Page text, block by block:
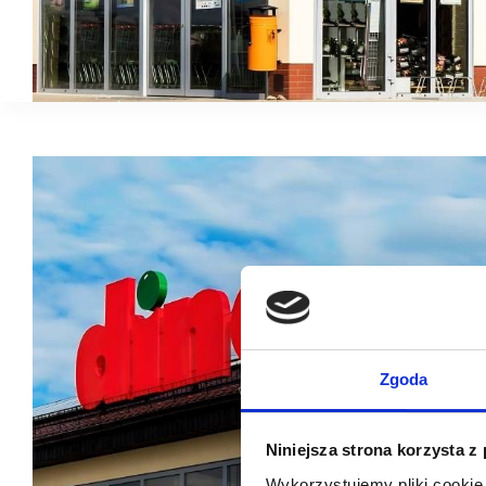
Zgoda
Niniejsza strona korzysta z